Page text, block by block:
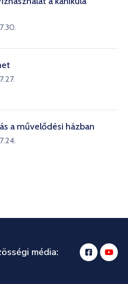
a művelődési házban
média: